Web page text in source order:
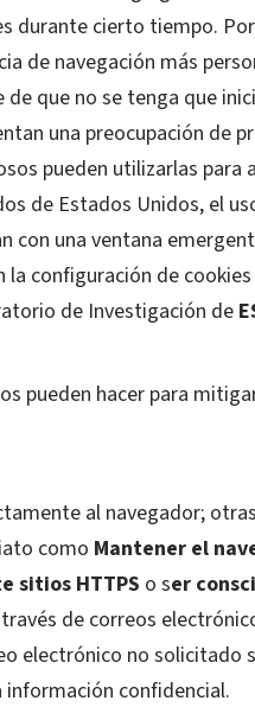
durante cierto tiempo.
de navegación más
que no se tenga que
una preocupación de
pueden utilizarlas para
de Estados Unidos, el
con una ventana
configuración de
de Investigación de
pueden hacer para
al navegador;
como Mantener el
sitios HTTPS o ser
de correos
electrónico no solicitado
confidencial.